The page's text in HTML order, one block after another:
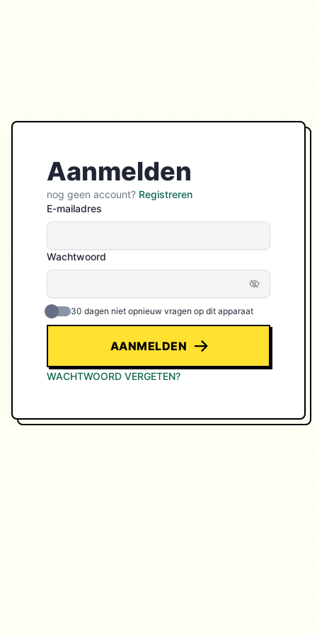
Aanmelden
nog geen account? Registreren
E-mailadres
Wachtwoord
30 dagen niet opnieuw vragen op dit apparaat
AANMELDEN
WACHTWOORD VERGETEN?